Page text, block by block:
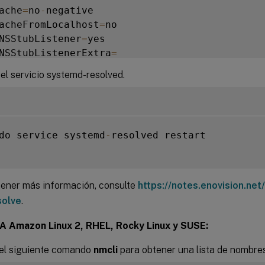
=no - negative
=no
=yes
=
servicio systemd-resolved.
service systemd
- resolved restart
más información, consulte https://
.
Amazon Linux 2, RHEL, Rocky Linux y SUSE:
siguiente comando nmcli para obtener una lista de